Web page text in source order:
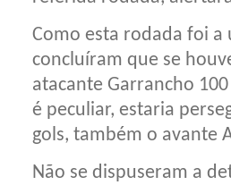
Como esta rodada foi
concluíram que se
atacante Garrancho
é peculiar, estaria
gols, também o avante
Não se dispuseram a